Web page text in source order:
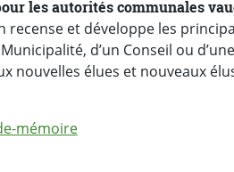
les autorités communales
d’un Conseil ou
nouvelles élues et nouveaux
mémoire